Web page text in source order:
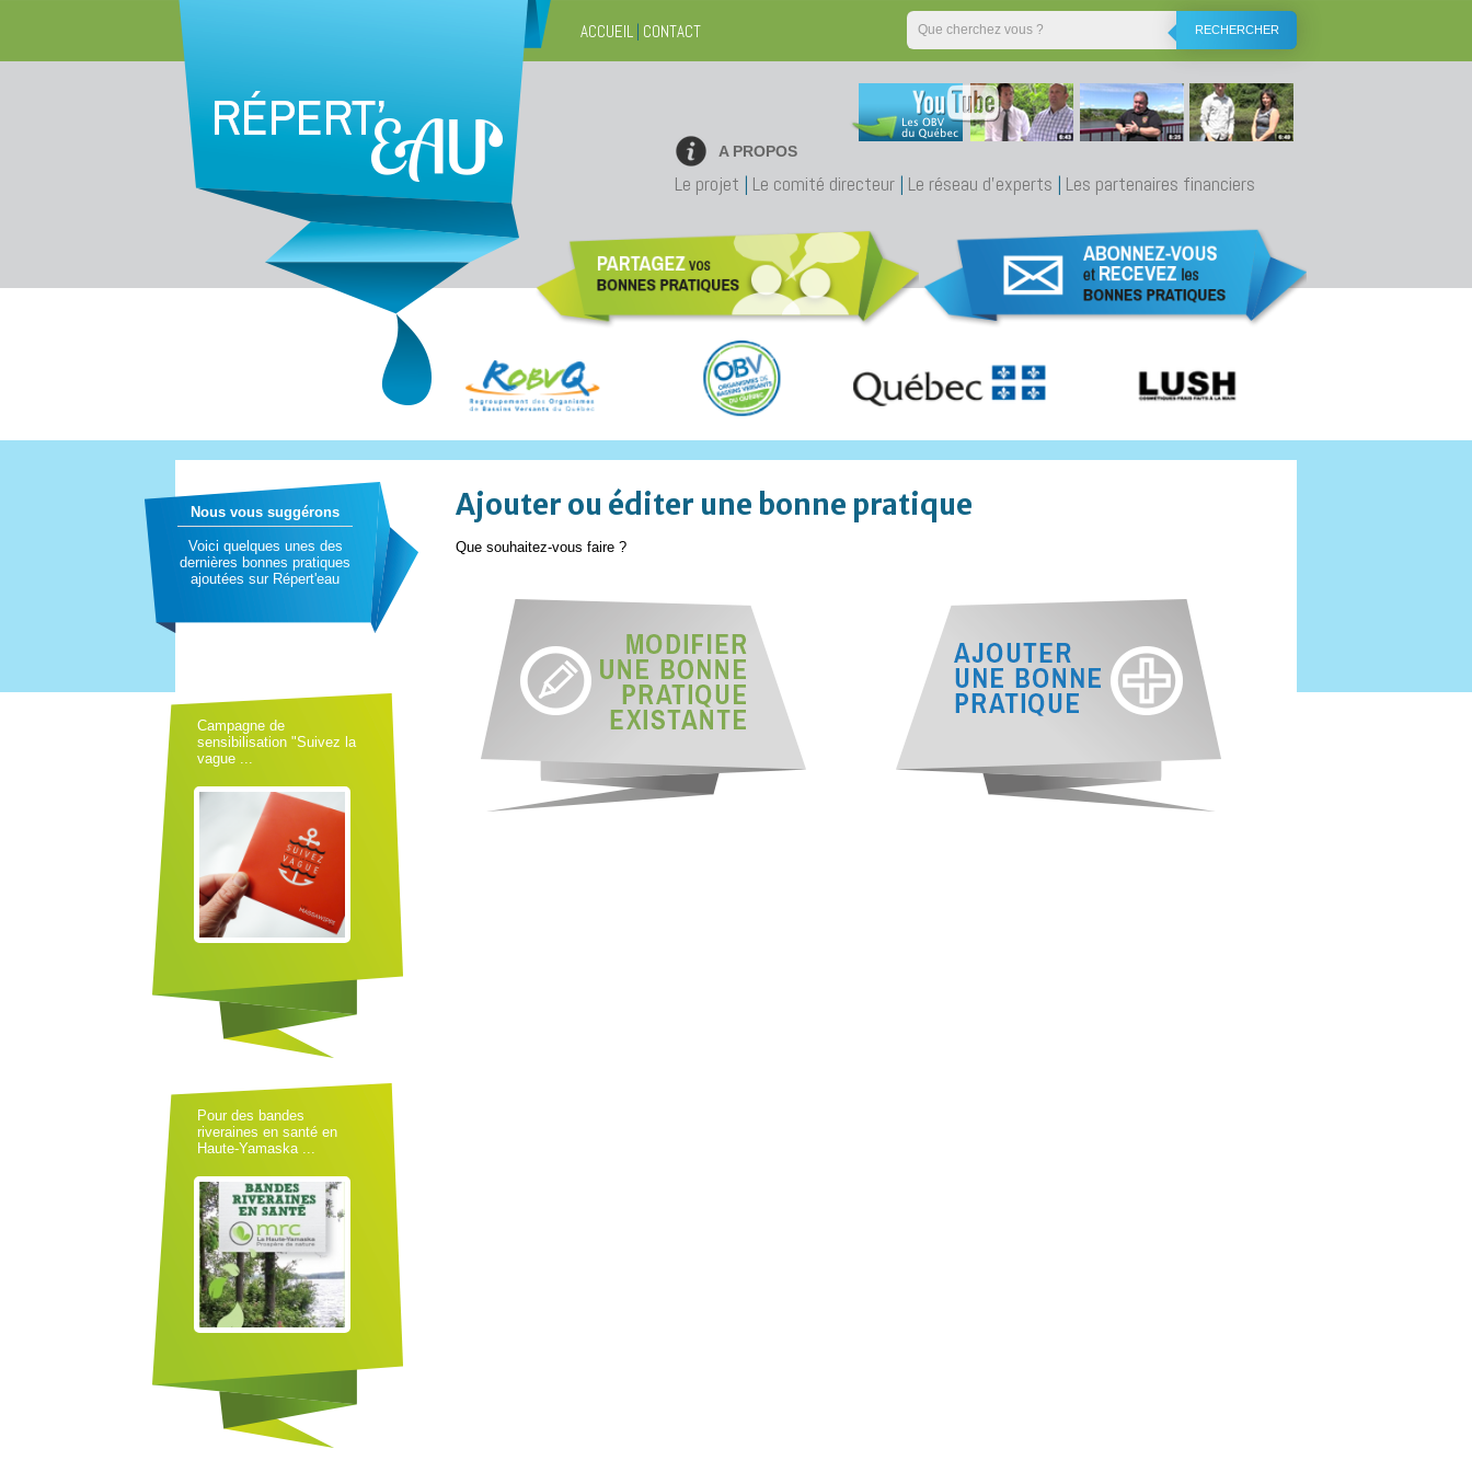
ACCUEIL | CONTACT RECHERCHER
A PROPOS
Le projet | Le comité directeur | Le réseau d'experts | Les partenaires financiers
Nous vous suggérons
Voici quelques unes des
dernières bonnes pratiques
ajoutées sur Répert'eau
Campagne de
sensibilisation "Suivez la
vague ...
Pour des bandes
riveraines en santé en
Haute-Yamaska ...
Ajouter ou éditer une bonne pratique
Que souhaitez-vous faire ?